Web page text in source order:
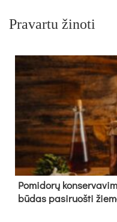
Pravartu žinoti
Pomidorų
būdas pasiruošti